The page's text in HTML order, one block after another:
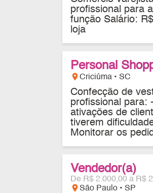
profissional para
função Salário:
loja
Personal
location_onCriciúma • SC
Confecção de
profissional para:
ativações de
tiverem
Monitorar os
Vendedor(a)
De R$ 2.000,00 a R$
location_onSão Paulo • SP